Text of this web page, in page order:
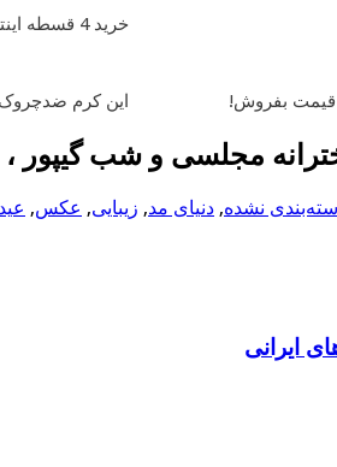
خرید 4 قسطه اینترنت پیشگامان ☎️ بدون نیاز به تلفن
قیمت بفروش! این کرم ضدچروک
مجلسی و شب گیپور
نشده, دنیای مد, زیبایی, عکس,